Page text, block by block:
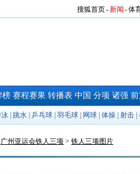
搜狐首页-新闻 -体
榜 赛程赛果 转播表 中国 分项 诸强
跳水 乒乓球 羽毛球 网球 体操 射击
广州亚运会铁人三项 > 铁人三项图片